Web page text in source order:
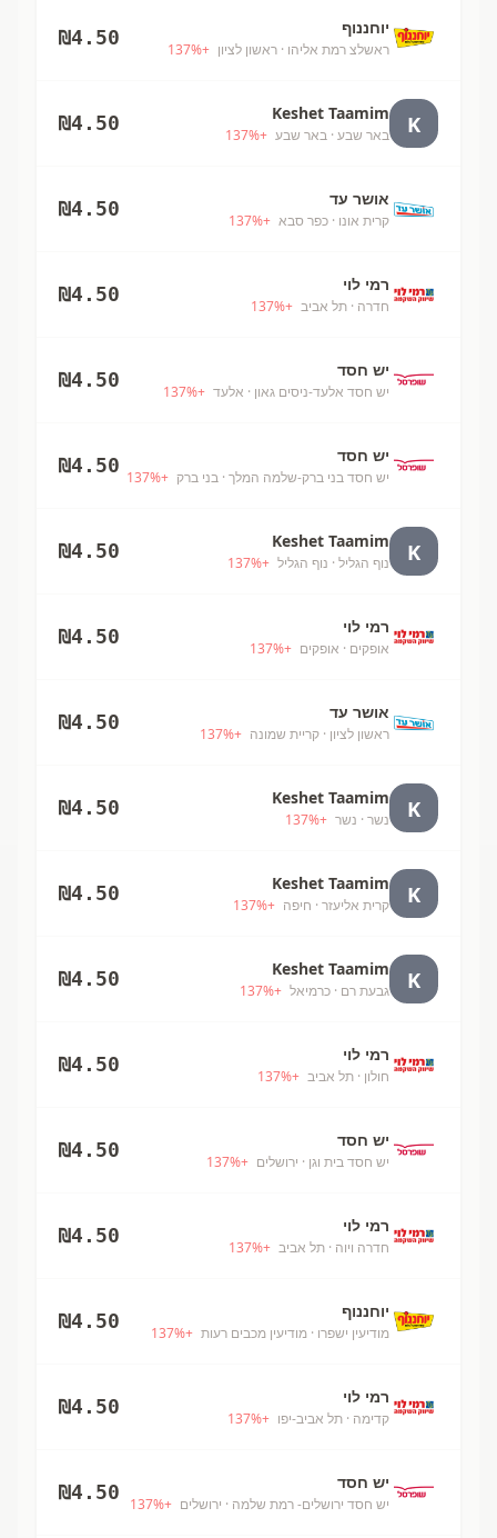
יוחננוף
ראשלצ רמת אליהו · ראשון לציון +
137%
₪4.50
K
Keshet Taamim
באר שבע · באר שבע +
137%
₪4.50
אושר עד
קרית אונו · כפר סבא +
137%
₪4.50
רמי לוי
חדרה · תל אביב +
137%
₪4.50
יש חסד
יש חסד אלעד-ניסים גאון · אלעד +
137%
₪4.50
יש חסד
יש חסד בני ברק-שלמה המלך · בני ברק +
137%
₪4.50
K
Keshet Taamim
נוף הגליל · נוף הגליל +
137%
₪4.50
רמי לוי
אופקים · אופקים +
137%
₪4.50
אושר עד
ראשון לציון · קריית שמונה +
137%
₪4.50
K
Keshet Taamim
נשר · נשר +
137%
₪4.50
K
Keshet Taamim
קרית אליעזר · חיפה +
137%
₪4.50
K
Keshet Taamim
גבעת רם · כרמיאל +
137%
₪4.50
רמי לוי
חולון · תל אביב +
137%
₪4.50
יש חסד
יש חסד בית וגן · ירושלים +
137%
₪4.50
רמי לוי
חדרה ויוה · תל אביב +
137%
₪4.50
יוחננוף
מודיעין ישפרו · מודיעין מכבים רעות +
137%
₪4.50
רמי לוי
קדימה · תל אביב-יפו +
137%
₪4.50
יש חסד
יש חסד ירושלים- רמת שלמה · ירושלים +
137%
₪4.50